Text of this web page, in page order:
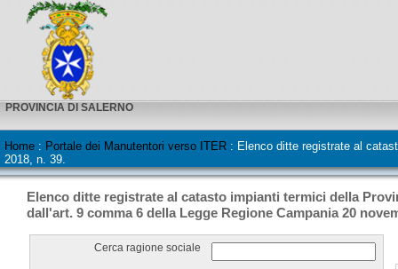
PROVINCIA DI SALERNO
Home : Portale dei Manutentori verso ITER : Elenco ditte registrate al
2018, n. 39.
Elenco ditte registrate al catasto impianti termici della
dall'art. 9 comma 6 della Legge Regione Campania 20
Cerca ragione sociale